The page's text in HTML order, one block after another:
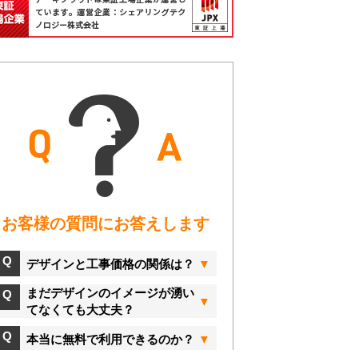
お客様の質問にお答えします
デザインと工事価格の関係は？
まだデザインのイメージが湧い
てなくても大丈夫？
本当に無料で利用できるのか？